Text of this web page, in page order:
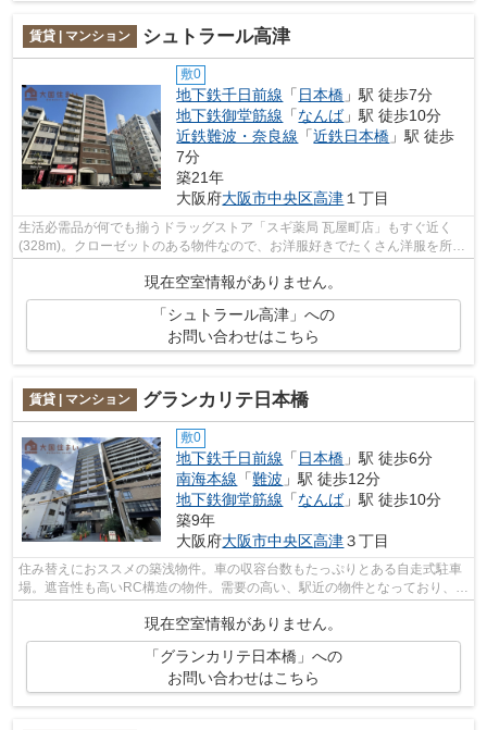
賃貸 | マンション シュトラール高津
敷0
地下鉄千日前線 「 日本橋 」駅 徒歩7分
地下鉄御堂筋線 「なんば」駅 徒歩10分
近鉄難波・奈良線 「近鉄日本橋 」駅 徒歩
7分
築21年
大阪府大阪市中央区高津 １丁目
生活必需品が何でも揃うドラッグストア「スギ薬局 瓦屋町店」もすぐ近く
(328m)。クローゼットのある物件なので、お洋服好きでたくさん洋服を所有
している方はいかがですか。物件には独...
現在空室情報がありません。
「シュトラール高津」への
お問い合わせはこちら
賃貸 | マンション グランカリテ日本橋
敷0
地下鉄千日前線 「日本橋 」駅 徒歩6分
南海本線 「難波 」駅 徒歩12分
地下鉄御堂筋線 「なんば」駅 徒歩10分
築9年
大阪府大阪市中央区高津３丁目
住み替えにおススメの築浅物件。車の収容台数もたっぷりとある自走式駐車
場。遮音性も高いRC構造の物件。需要の高い、駅近の物件となっており、徒
現在空室情報がありません。
「グランカリテ日本橋」への
お問い合わせはこちら